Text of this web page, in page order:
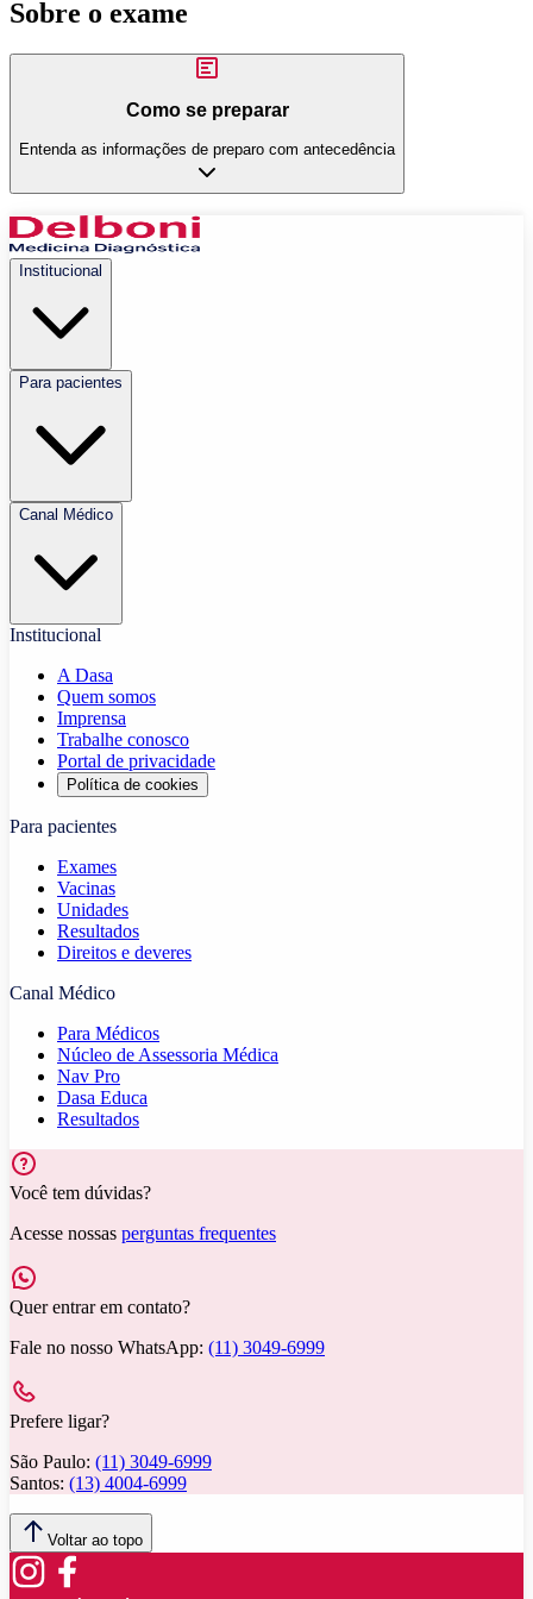
Sobre o exame
Como se preparar
Entenda as informações de preparo com antecedência
Institucional
Para pacientes
Canal Médico
Institucional
A Dasa
Quem somos
Imprensa
Trabalhe conosco
Portal de privacidade
Política de cookies
Para pacientes
Exames
Vacinas
Unidades
Resultados
Direitos e deveres
Canal Médico
Para Médicos
Núcleo de Assessoria Médica
Nav Pro
Dasa Educa
Resultados
Você tem dúvidas?
Acesse nossas perguntas frequentes
Quer entrar em contato?
Fale no nosso WhatsApp: (11) 3049-6999
Prefere ligar?
São Paulo: (11) 3049-6999
Santos: (13) 4004-6999
Voltar ao topo